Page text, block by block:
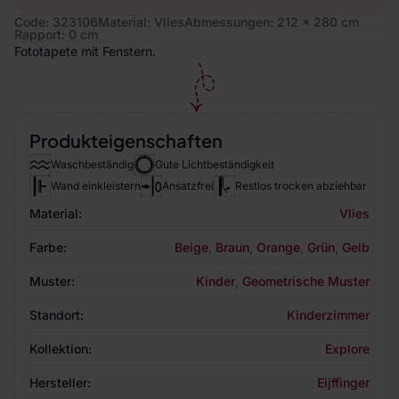
Code: 323106Material: VliesAbmessungen: 212 x 280 cm
Rapport: 0 cm
Fototapete mit Fenstern.
Produkteigenschaften
Waschbeständig
Gute Lichtbeständigkeit
Wand einkleistern
Ansatzfrei Restlos trocken abziehbar
Material: Vlies
Farbe: Beige Braun Orange Grün Gelb
Muster: Kinder Geometrische Muster
Standort: Kinderzimmer
Kollektion: Explore
Hersteller: Eijffinger